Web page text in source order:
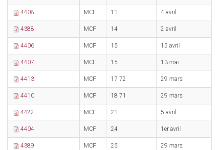
4408 MCF 11 4 avril
4388 MCF 14 2 avril
4406 MCF 15 15 avril
4407 MCF 15 13 mai
4413 MCF 17 72 29 mars
4410 MCF 18 71 29 mars
4422 MCF 21 5 avril
4404 MCF 24 1er avril
4389 MCF 25 29 mars